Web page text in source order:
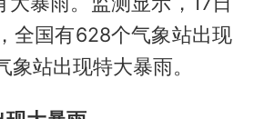
全国有628个气象站出现
站出现特大暴雨。